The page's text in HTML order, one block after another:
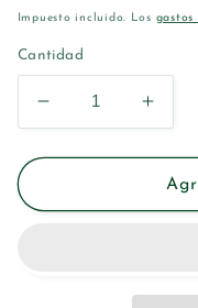
habitual
Impuesto incluido. Los gastos
Cantidad
Reducir
cantidad
para
para